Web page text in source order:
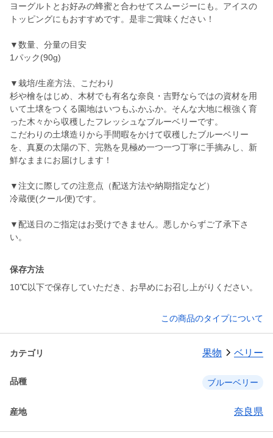
ヨーグルトとお好みの蜂蜜と合わせてスムージーにも。アイスの
トッピングにもおすすめです。是非ご賞味ください！
▼数量、分量の目安
1パック(90g)
▼栽培/生産方法、こだわり
杉や檜をはじめ、木材でも有名な奈良・吉野ならではの資材を用
いて土壌をつくる園地はいつもふかふか。そんな大地に根強く育
った木々から収穫したフレッシュなブルーベリーです。
こだわりの土壌造りから手間暇をかけて収穫したブルーベリー
を、真夏の太陽の下、完熟を見極め一つ一つ丁寧に手摘みし、新
鮮なままにお届けします！
▼注文に際しての注意点（配送方法や納期指定など）
冷蔵便(クール便)です。
▼配送日のご指定はお受けできません。悪しからずご了承下さ
保存方法
10℃以下で保存していただき、お早めにお召し上がりください。
この商品のタイプについて
カテゴリ 果物 ベリー
品種 ブルーベリー
産地 奈良県